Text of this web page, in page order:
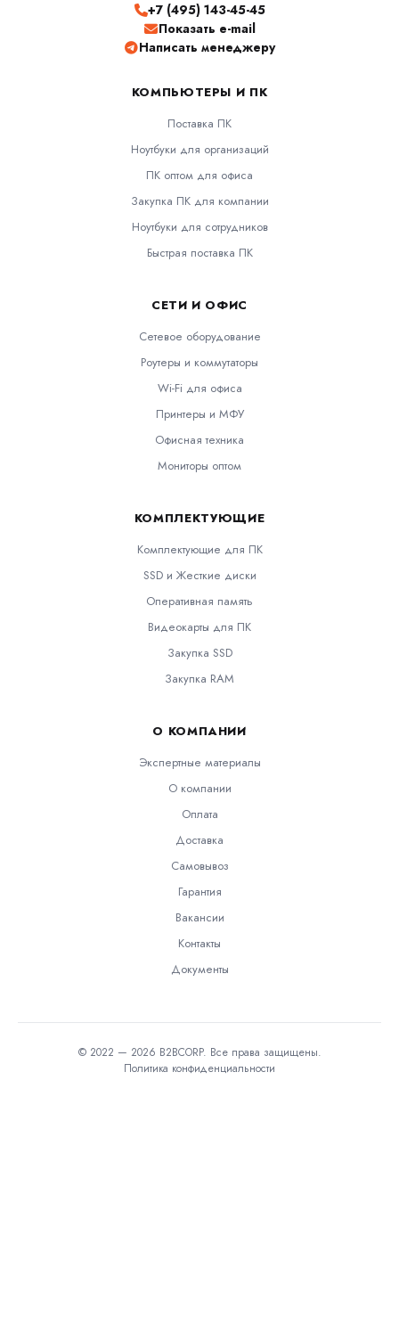
+7 (495) 143-45-45
Показать e-mail
Написать менеджеру
КОМПЬЮТЕРЫ И ПК
Поставка ПК
Ноутбуки для организаций
ПК оптом для офиса
Закупка ПК для компании
Ноутбуки для сотрудников
Быстрая поставка ПК
СЕТИ И ОФИС
Сетевое оборудование
Роутеры и коммутаторы
Wi-Fi для офиса
Принтеры и МФУ
Офисная техника
Мониторы оптом
КОМПЛЕКТУЮЩИЕ
Комплектующие для ПК
SSD и Жесткие диски
Оперативная память
Видеокарты для ПК
Закупка SSD
Закупка RAM
О КОМПАНИИ
Экспертные материалы
О компании
Оплата
Доставка
Самовывоз
Гарантия
Вакансии
Контакты
Документы
© 2022 — 2026 B2BCORP. Все права защищены.
Политика конфиденциальности